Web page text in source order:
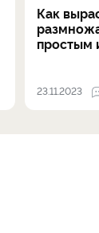
Как
простым
23.11.2023